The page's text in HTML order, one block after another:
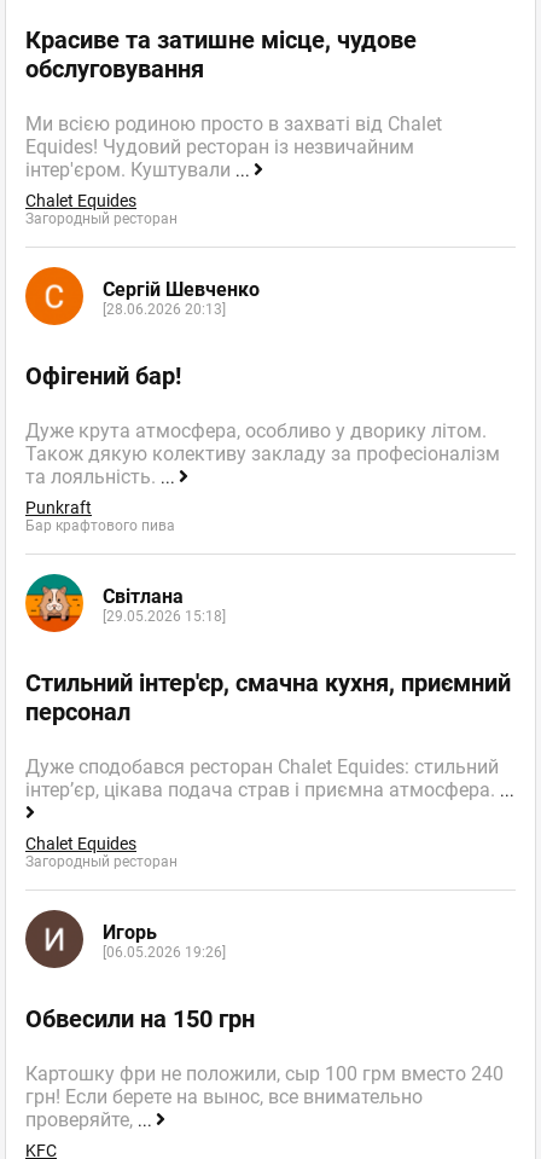
Красиве та затишне місце, чудове
обслуговування
Ми всією родиною просто в захваті від Chalet
Equides! Чудовий ресторан із незвичайним
інтер'єром. Куштували ...
Chalet Equides
Загородный ресторан
Сергій Шевченко
[28.06.2026 20:13]
Офігений бар!
Дуже крута атмосфера, особливо у дворику літом.
Також дякую колективу закладу за професіоналізм
та лояльність. ...
Punkraft
Бар крафтового пива
Світлана
[29.05.2026 15:18]
Стильний інтер'єр, смачна кухня, приємний
персонал
Дуже сподобався ресторан Chalet Equides: стильний
інтер’єр, цікава подача страв і приємна атмосфера. ...
Chalet Equides
Загородный ресторан
Игорь
[06.05.2026 19:26]
Обвесили на 150 грн
Картошку фри не положили, сыр 100 грм вместо 240
грн! Если берете на вынос, все внимательно
проверяйте, ...
KFC